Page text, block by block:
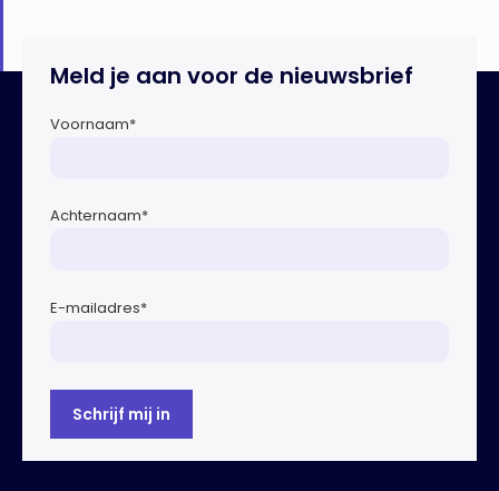
Meld je aan voor de nieuwsbrief
Voornaam*
Achternaam*
E-mailadres*